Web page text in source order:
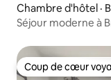
Chambre d'hôtel ·
Séjour moderne à
Coup de cœur
Coup de cœur